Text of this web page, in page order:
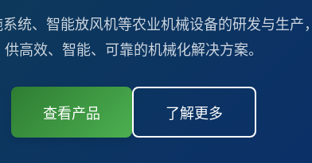
统、智能放风机等农业机械设备的研发与生产
供高效、智能、可靠的机械化解决方案。
查看产品 了解更多